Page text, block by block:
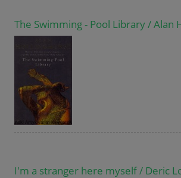
The Swimming - Pool Library / Alan
I'm a stranger here myself / Deric